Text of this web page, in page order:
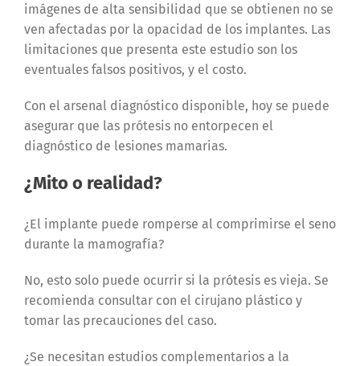
imágenes de alta sensibilidad que se obtienen no se
ven afectadas por la opacidad de los implantes. Las
limitaciones que presenta este estudio son los
eventuales falsos positivos, y el costo.
Con el arsenal diagnóstico disponible, hoy se puede
asegurar que las prótesis no entorpecen el
diagnóstico de lesiones mamarias.
¿Mito o realidad?
¿El implante puede romperse al comprimirse el seno
durante la mamografía?
No, esto solo puede ocurrir si la prótesis es vieja. Se
recomienda consultar con el cirujano plástico y
tomar las precauciones del caso.
¿Se necesitan estudios complementarios a la